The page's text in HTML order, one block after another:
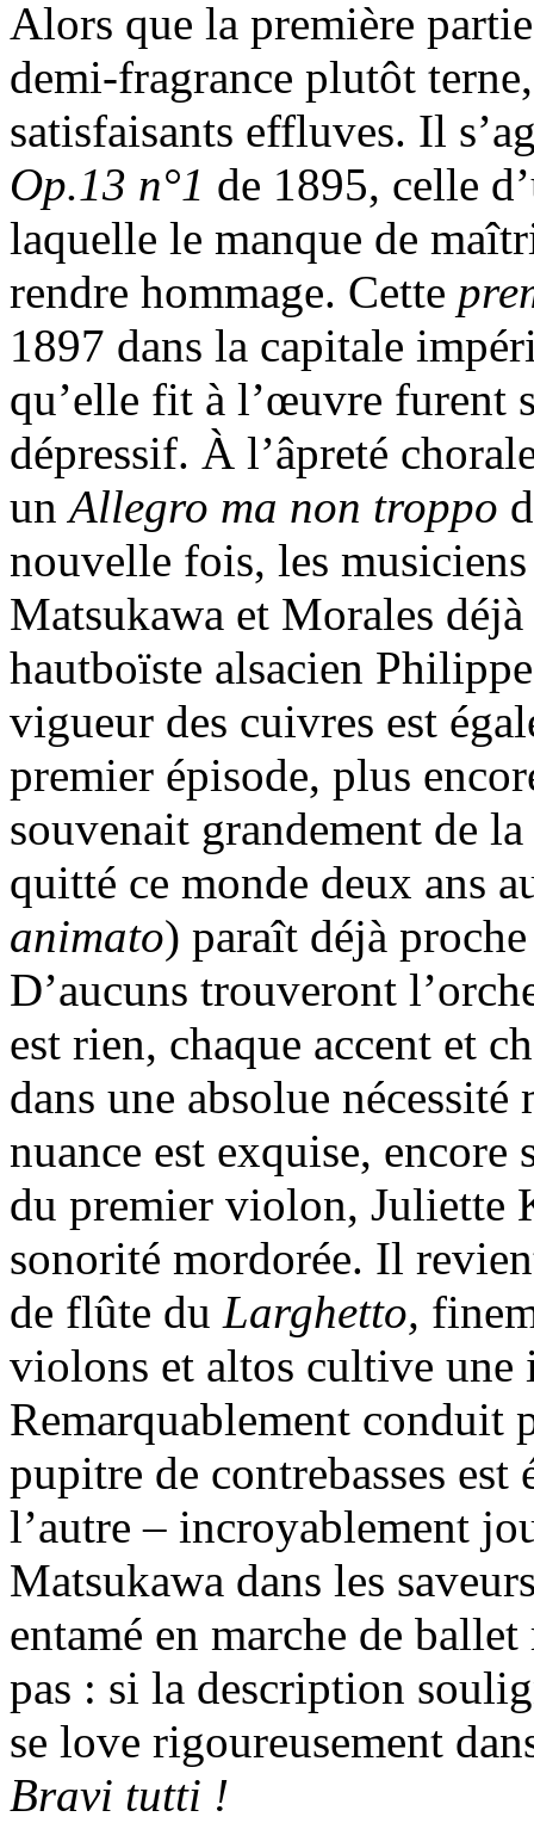
Alors que la première
demi-fragrance plutôt
satisfaisants effluves. Il
Op.13 n°1 de 1895, celle
laquelle le manque de
rendre hommage. Cette
1897 dans la capitale
qu’elle fit à l’œuvre furent
dépressif. À l’âpreté
unAllegro ma non troppo
nouvelle fois, les
Matsukawa et Morales
hautboïste alsacien
vigueur des cuivres est
premier épisode, plus
souvenait grandement de
quitté ce monde deux ans
animato) paraît déjà
D’aucuns trouveront
est rien, chaque accent et
dans une absolue
nuance est exquise,
du premier violon, Juliette
sonorité mordorée. Il
de flûte du Larghetto,
violons et altos cultive une
Remarquablement conduit
pupitre de contrebasses
l’autre – incroyablement
Matsukawa dans les
entamé en marche de
pas : si la description
se love rigoureusement
Bravi tutti !